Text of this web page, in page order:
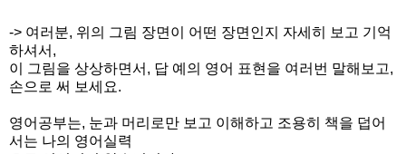
-> 여러분, 위의 그림 장면이 어떤 장면인지 자세히 보고 기억
하셔서,
이 그림을 상상하면서, 답 예의 영어 표현을 여러번 말해보고,
손으로 써 보세요.
영어공부는, 눈과 머리로만 보고 이해하고 조용히 책을 덥어
서는 나의 영어실력